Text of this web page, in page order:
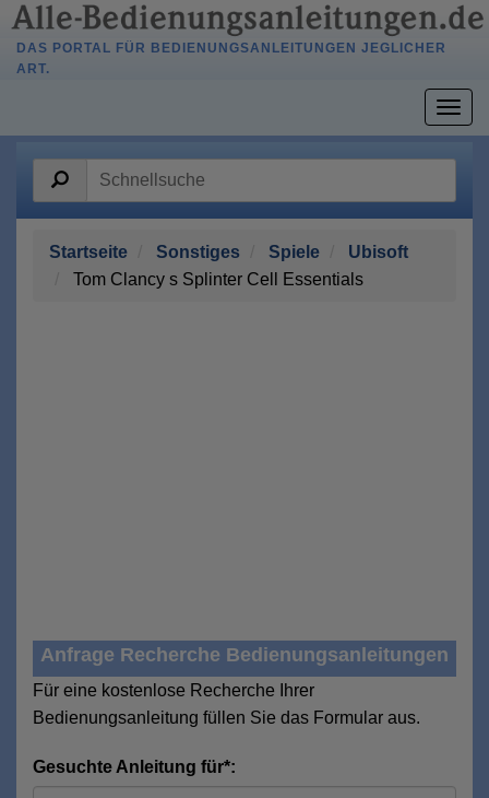
DAS PORTAL FÜR BEDIENUNGSANLEITUNGEN JEGLICHER
ART.
Startseite Sonstiges Spiele
Ubisoft
Tom Clancy s Splinter Cell Essentials
Anfrage Recherche Bedienungsanleitungen
Für eine kostenlose Recherche Ihrer
Bedienungsanleitung füllen Sie das Formular aus.
Gesuchte Anleitung für*: